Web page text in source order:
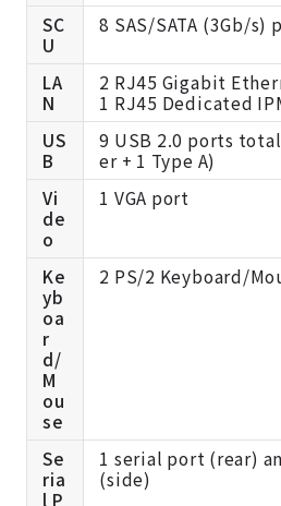
SC
U
8 SAS/SATA (3Gb/s)
LA
N
2 RJ45 Gigabit
1 RJ45 Dedicated
US
B
9 USB 2.0 ports
er + 1 Type A)
Vi
de
o
1 VGA port
Ke
yb
oa
r
d/
M
ou
se
2 PS/2 Keyboard/
Se
ria
l P
1 serial port (rear)
(side)